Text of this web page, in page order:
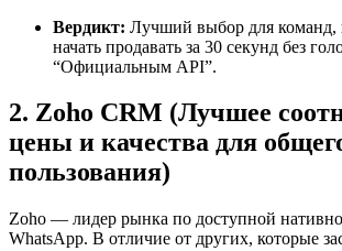
Вердикт: Лучший выбор для команд,
начать продавать за 30 секунд без
“Официальным API”.
2. Zoho CRM (Лучшее
цены и качества для
пользования)
Zoho — лидер рынка по доступной
WhatsApp. В отличие от других, которые